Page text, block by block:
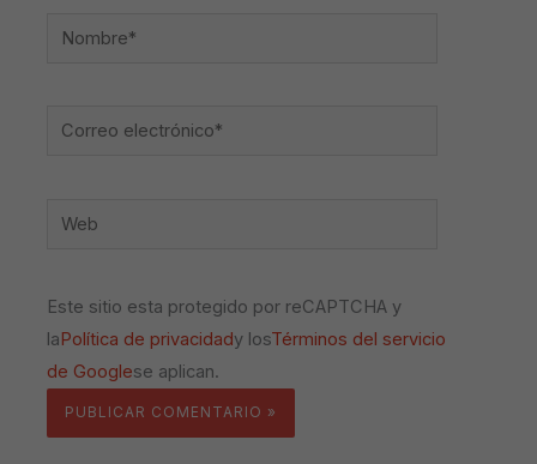
Nombre*
Correo
Web
Este sitio esta protegido por reCAPTCHA y
laPolítica de privacidady losTérminos del servicio
de Googlese aplican.